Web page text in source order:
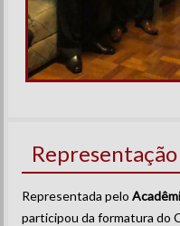
Representação
Representada pelo
participou da formatura do